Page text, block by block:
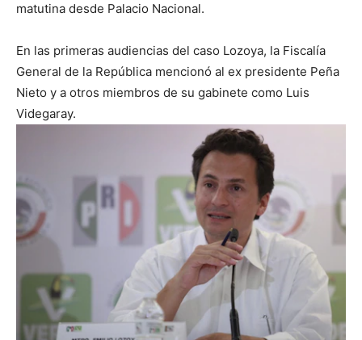
matutina desde Palacio Nacional.
En las primeras audiencias del caso Lozoya, la Fiscalía
General de la República mencionó al ex presidente Peña
Nieto y a otros miembros de su gabinete como Luis
Videgaray.